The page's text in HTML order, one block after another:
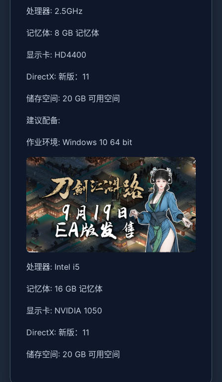
处理器: 2.5GHz
记忆体: 8 GB 记忆体
显示卡: HD4400
DirectX: 新版：11
储存空间: 20 GB 可用空间
建议配备:
作业环境: Windows 10 64 bit
处理器: Intel i5
记忆体: 16 GB 记忆体
显示卡: NVIDIA 1050
DirectX: 新版：11
储存空间: 20 GB 可用空间